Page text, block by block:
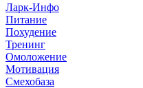
Ларк-Инфо
Питание
Похудение
Тренинг
Омоложение
Мотивация
Смехобаза